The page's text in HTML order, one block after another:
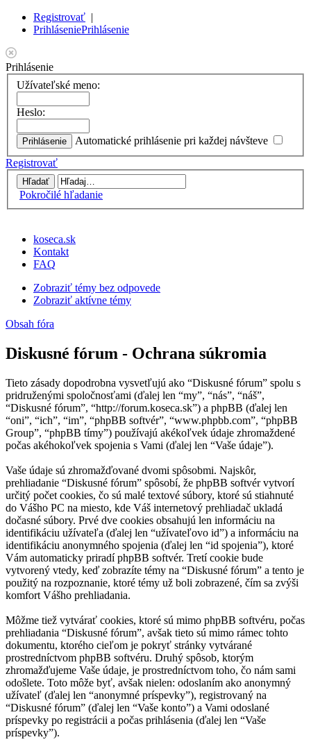
Registrovať |
PrihláseniePrihlásenie
Prihlásenie
Užívateľské meno:
Heslo:
Automatické prihlásenie pri každej návšteve
Registrovať
Pokročilé hľadanie
koseca.sk
Kontakt
FAQ
Zobraziť témy bez odpovede
Zobraziť aktívne témy
Obsah fóra
Diskusné fórum - Ochrana súkromia
Tieto zásady dopodrobna vysvetľujú ako “Diskusné fórum” spolu s
pridruženými spoločnosťami (ďalej len “my”, “nás”, “náš”,
“Diskusné fórum”, “http://forum.koseca.sk”) a phpBB (ďalej len
“oni”, “ich”, “im”, “phpBB softvér”, “www.phpbb.com”, “phpBB
Group”, “phpBB tímy”) používajú akékoľvek údaje zhromaždené
počas akéhokoľvek spojenia s Vami (ďalej len “Vaše údaje”).
Vaše údaje sú zhromažďované dvomi spôsobmi. Najskôr,
prehliadanie “Diskusné fórum” spôsobí, že phpBB softvér vytvorí
určitý počet cookies, čo sú malé textové súbory, ktoré sú stiahnuté
do Vášho PC na miesto, kde Váš internetový prehliadač ukladá
dočasné súbory. Prvé dve cookies obsahujú len informáciu na
identifikáciu užívateľa (ďalej len “užívateľovo id”) a informáciu na
identifikáciu anonymného spojenia (ďalej len “id spojenia”), ktoré
Vám automaticky priradí phpBB softvér. Tretí cookie bude
vytvorený vtedy, keď zobrazíte témy na “Diskusné fórum” a tento je
použitý na rozpoznanie, ktoré témy už boli zobrazené, čím sa zvýši
komfort Vášho prehliadania.
Môžme tiež vytvárať cookies, ktoré sú mimo phpBB softvéru, počas
prehliadania “Diskusné fórum”, avšak tieto sú mimo rámec tohto
dokumentu, ktorého cieľom je pokryť stránky vytvárané
prostredníctvom phpBB softvéru. Druhý spôsob, ktorým
zhromažďujeme Vaše údaje, je prostredníctvom toho, čo nám sami
odošlete. Toto môže byť, avšak nielen: odoslaním ako anonymný
užívateľ (ďalej len “anonymné príspevky”), registrovaný na
“Diskusné fórum” (ďalej len “Vaše konto”) a Vami odoslané
príspevky po registrácii a počas prihlásenia (ďalej len “Vaše
príspevky”).